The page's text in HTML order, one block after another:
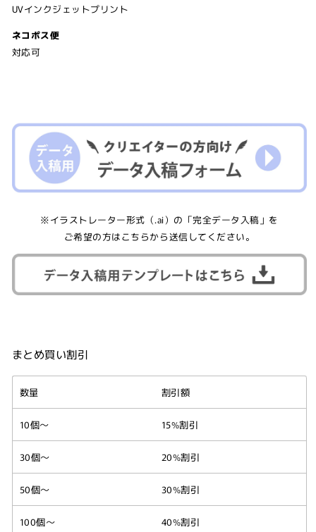
UVインクジェットプリント
ネコポス便
対応可
※イラストレーター形式（.ai）の「完全データ入稿」を
ご希望の方はこちらから送信してください。
まとめ買い割引
数量 割引額
10個～ 15%割引
30個～ 20%割引
50個～ 30%割引
100個～ 40%割引